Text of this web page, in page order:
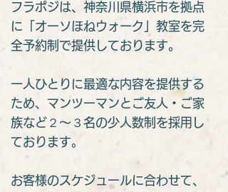
​フラポジは、神奈川県横浜市を拠点
に「オーソほねウォーク」教室を完
全予約制で提供しております。
​一人ひとりに最適な内容を提供する
ため、マンツーマンとご友人・ご家
族など２～３名の少人数制を採用し
ております。
お客様のスケジュールに合わせて、